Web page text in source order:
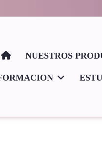
NUESTROS